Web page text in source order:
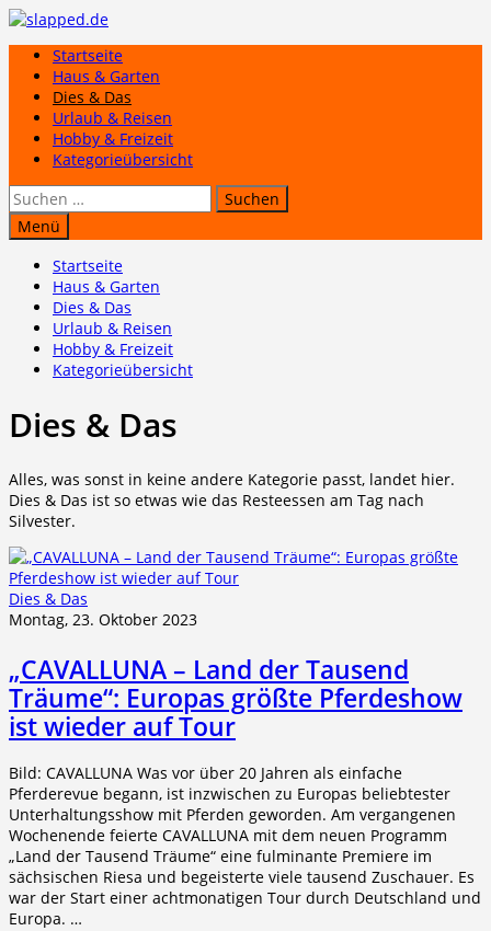
Zum
springenStartseite
Haus & Garten
Dies & Das
Urlaub & Reisen
Hobby & Freizeit
Kategorieübersicht
Suchen
nach:
Menü
Startseite
Haus & Garten
Dies & Das
Urlaub & Reisen
Hobby & Freizeit
Kategorieübersicht
Dies & Das
Alles, was sonst in keine andere Kategorie passt, landet hier.
Dies & Das ist so etwas wie das Resteessen am Tag nach
Silvester.
Dies & Das
Montag, 23. Oktober 2023
„CAVALLUNA – Land der Tausend
Träume“: Europas größte Pferdeshow
ist wieder auf Tour
Bild: CAVALLUNA Was vor über 20 Jahren als einfache
Pferderevue begann, ist inzwischen zu Europas beliebtester
Unterhaltungsshow mit Pferden geworden. Am vergangenen
Wochenende feierte CAVALLUNA mit dem neuen Programm
„Land der Tausend Träume“ eine fulminante Premiere im
sächsischen Riesa und begeisterte viele tausend Zuschauer. Es
war der Start einer achtmonatigen Tour durch Deutschland und
Europa. …